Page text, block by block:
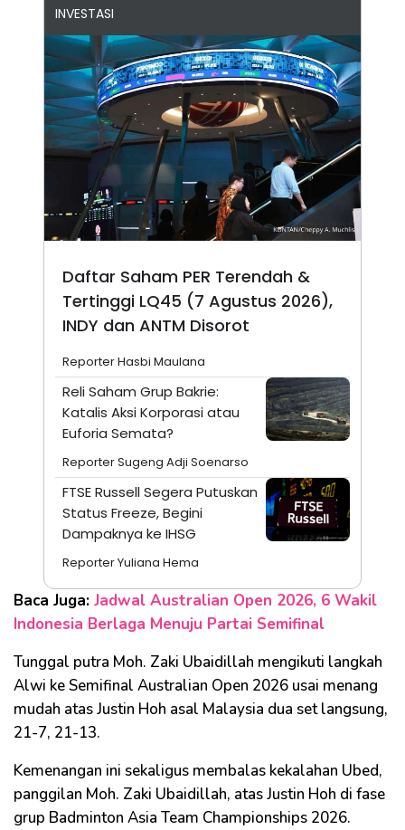
INVESTASI
Daftar Saham PER Terendah &
Tertinggi LQ45 (7 Agustus 2026),
INDY dan ANTM Disorot
Reporter Hasbi Maulana
Reli Saham Grup Bakrie:
Katalis Aksi Korporasi atau
Euforia Semata?
Reporter Sugeng Adji Soenarso
FTSE Russell Segera Putuskan
Status Freeze, Begini
Dampaknya ke IHSG
Reporter Yuliana Hema
Baca Juga: Jadwal Australian Open 2026, 6 Wakil
Indonesia Berlaga Menuju Partai Semifinal
Tunggal putra Moh. Zaki Ubaidillah mengikuti langkah
Alwi ke Semifinal Australian Open 2026 usai menang
mudah atas Justin Hoh asal Malaysia dua set langsung,
21-7, 21-13.
Kemenangan ini sekaligus membalas kekalahan Ubed,
panggilan Moh. Zaki Ubaidillah, atas Justin Hoh di fase
grup Badminton Asia Team Championships 2026.